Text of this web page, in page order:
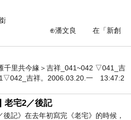
取得之商品，特以優惠價
；保留專櫃出品原貌，無
費者疑惑，特此說明。※
在「新創
千里共今緣＞吉祥_041~042 ▽041_吉
吉祥。2006.03.20.一 13:47:2
宅2／後記
後記》在去年初寫完《老宅》的時候，